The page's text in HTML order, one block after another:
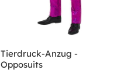
Tierdruck-Anzug -
Opposuits